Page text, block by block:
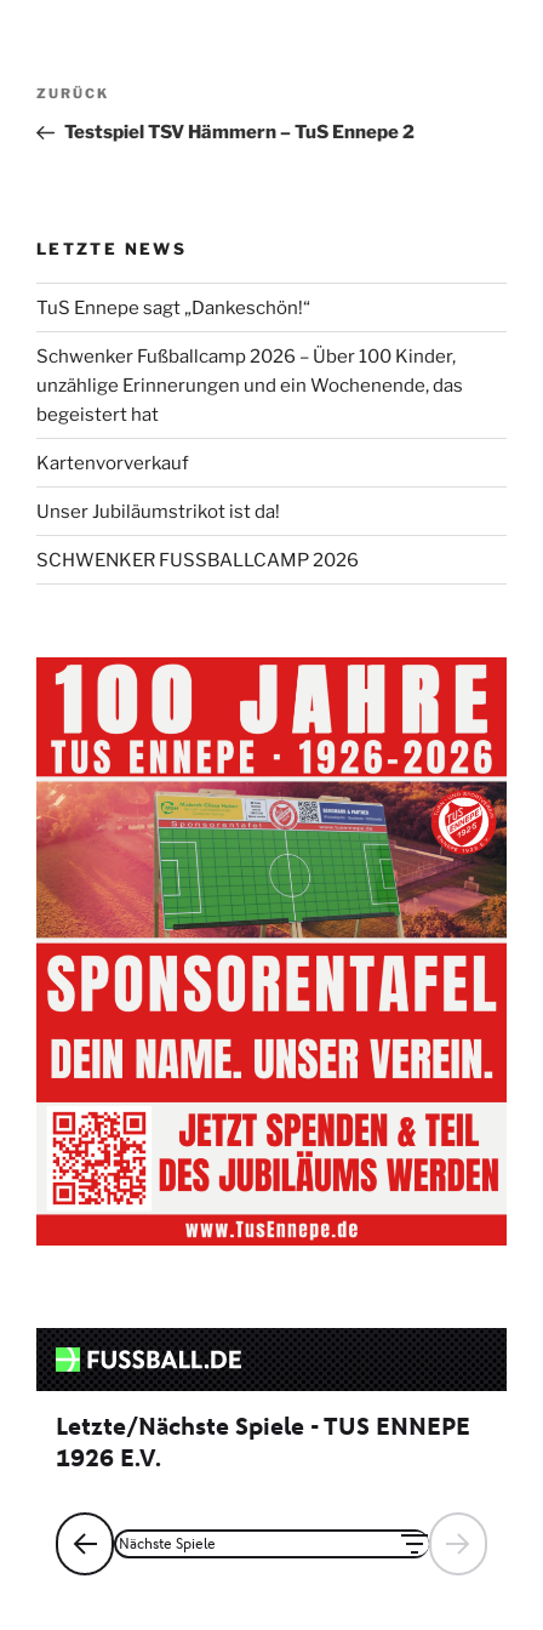
Beitragsnavigation
Vorheriger
Beitrag
ZURÜCK
Testspiel TSV Hämmern – TuS Ennepe 2
LETZTE NEWS
TuS Ennepe sagt „Dankeschön!“
Schwenker Fußballcamp 2026 – Über 100 Kinder,
unzählige Erinnerungen und ein Wochenende, das
begeistert hat
Kartenvorverkauf
Unser Jubiläumstrikot ist da!
SCHWENKER FUSSBALLCAMP 2026